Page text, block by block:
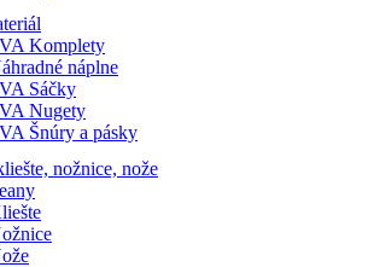
Komplety
náplne
Sáčky
Nugety
Šnúry a pásky
nožnice, nože